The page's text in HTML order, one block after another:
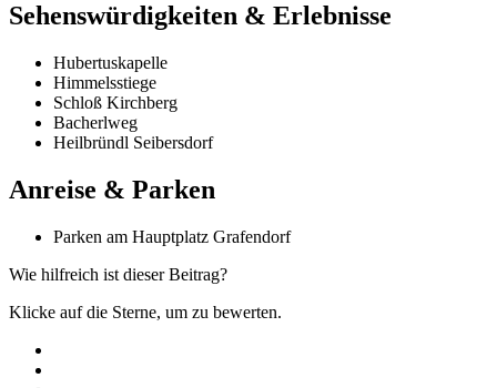
Sehenswürdigkeiten & Erlebnisse
Hubertuskapelle
Himmelsstiege
Schloß Kirchberg
Bacherlweg
Heilbründl Seibersdorf
Anreise & Parken
Parken am Hauptplatz Grafendorf
Wie hilfreich ist dieser Beitrag?
Klicke auf die Sterne, um zu bewerten.